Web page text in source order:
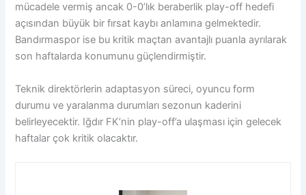
mücadele vermiş ancak 0-0’lık beraberlik play-off hedefi
açısından büyük bir fırsat kaybı anlamına gelmektedir.
Bandırmaspor ise bu kritik maçtan avantajlı puanla ayrılarak
son haftalarda konumunu güçlendirmiştir.
Teknik direktörlerin adaptasyon süreci, oyuncu form
durumu ve yaralanma durumları sezonun kaderini
belirleyecektir. Iğdır FK’nin play-off’a ulaşması için gelecek
haftalar çok kritik olacaktır.